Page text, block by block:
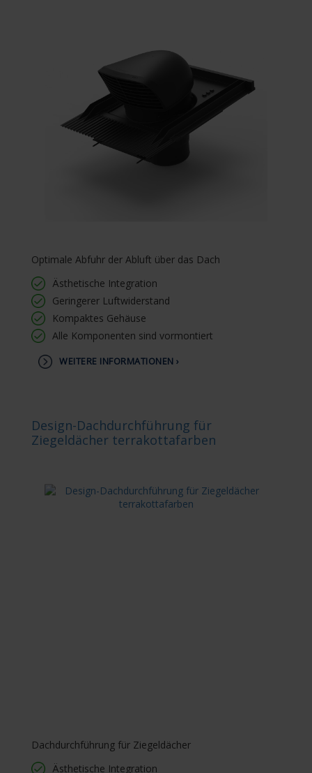
Optimale Abfuhr der Abluft über das Dach
Ästhetische Integration
Geringerer Luftwiderstand
Kompaktes Gehäuse
Alle Komponenten sind vormontiert
WEITERE INFORMATIONEN ›
Design-Dachdurchführung für
Ziegeldächer terrakottafarben
Dachdurchführung für Ziegeldächer
Ästhetische Integration